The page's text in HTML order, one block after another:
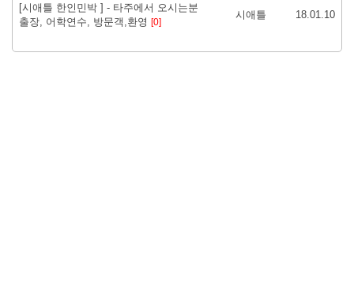
[시애틀 한인민박 ] - 타주에서 오시는분
출장, 어학연수, 방문객,환영 [0]
시애틀 18.01.10